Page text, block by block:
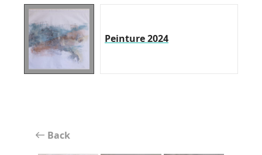
Peinture 2024
Back